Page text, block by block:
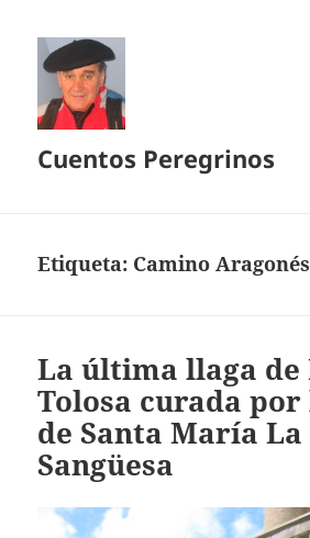
Cuentos Peregrinos
Etiqueta: Camino Aragonés
La última llaga de
Tolosa curada
de Santa María La
Sangüesa